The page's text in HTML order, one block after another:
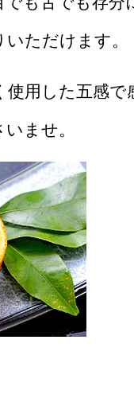
ただけます。
用した五感で
ませ。